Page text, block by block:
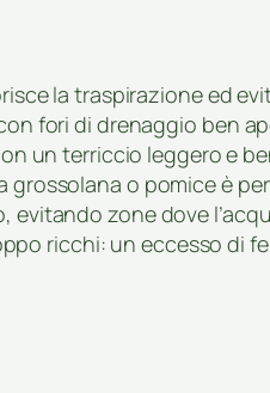
la traspirazione ed
fori di drenaggio ben
un terriccio leggero e
grossolana o pomice è
evitando zone dove
ricchi: un eccesso di